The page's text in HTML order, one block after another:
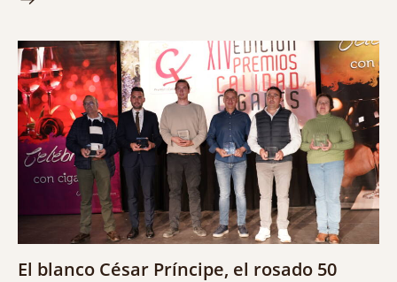
El blanco César Príncipe, el rosado 50